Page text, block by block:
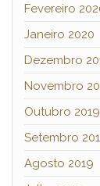
Fevereiro
Janeiro 2020
Dezembro
Novembro
Outubro 2019
Setembro
Agosto 2019